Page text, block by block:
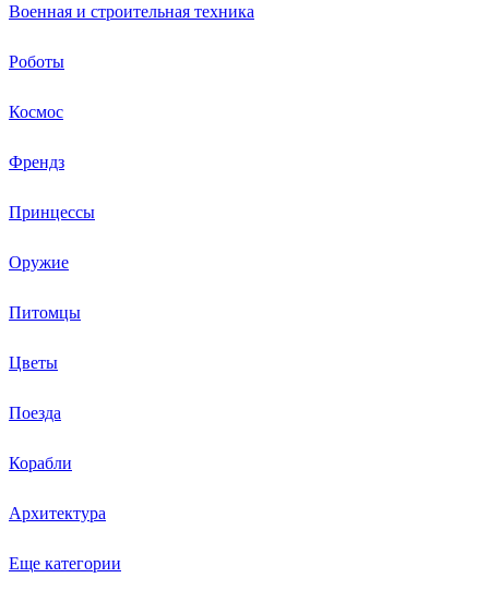
Военная и строительная техника
Роботы
Космос
Френдз
Принцессы
Оружие
Питомцы
Цветы
Поезда
Корабли
Архитектура
Еще категории